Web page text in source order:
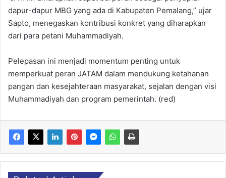
dapur-dapur MBG yang ada di Kabupaten Pemalang,” ujar
Sapto, menegaskan kontribusi konkret yang diharapkan
dari para petani Muhammadiyah.
Pelepasan ini menjadi momentum penting untuk
memperkuat peran JATAM dalam mendukung ketahanan
pangan dan kesejahteraan masyarakat, sejalan dengan visi
Muhammadiyah dan program pemerintah. (red)